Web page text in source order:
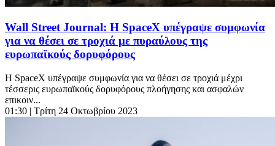
Wall Street Journal: Η SpaceX υπέγραψε συμφωνία
για να θέσει σε τροχιά με πυραύλους της
ευρωπαϊκούς δορυφόρους
Η SpaceX υπέγραψε συμφωνία για να θέσει σε τροχιά μέχρι
τέσσερις ευρωπαϊκούς δορυφόρους πλοήγησης και ασφαλών
επικοιν...
01:30 | Τρίτη 24 Οκτωβρίου 2023